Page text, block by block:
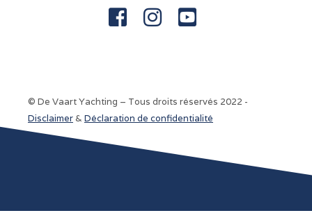
  
© De Vaart Yachting – Tous droits réservés 2022 -
Disclaimer& Déclaration de confidentialité